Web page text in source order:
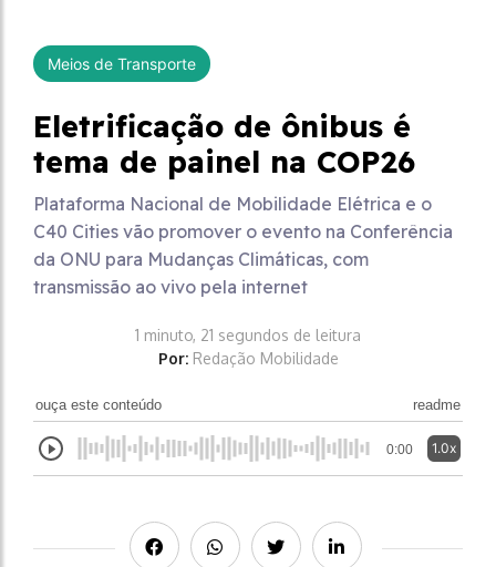
Meios de Transporte
Eletrificação de ônibus é
tema de painel na COP26
Plataforma Nacional de Mobilidade Elétrica e o
C40 Cities vão promover o evento na Conferência
da ONU para Mudanças Climáticas, com
transmissão ao vivo pela internet
1 minuto, 21 segundos de leitura
Por: Redação Mobilidade
ouça este conteúdo readme
0:00 1.0x